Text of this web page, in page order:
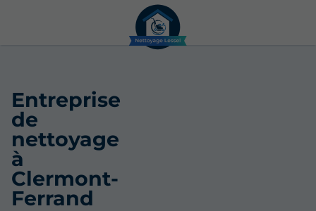
Entreprise
de
nettoyage
à
Clermont-
Ferrand